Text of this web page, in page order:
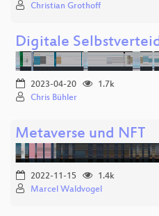
Christian Grothoff
Digitale
2023-04-20
1.7k
Chris Bühler
Metaverse und NFT
2022-11-15
1.4k
Marcel Waldvogel